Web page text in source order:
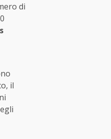
di
il